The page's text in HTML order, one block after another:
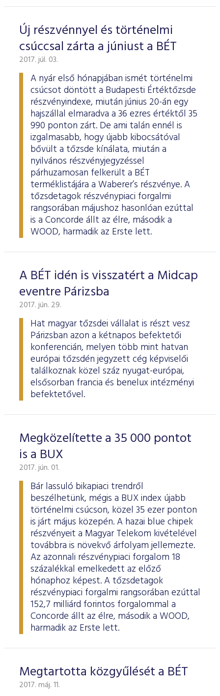
Új részvénnyel és történelmi
csúccsal zárta a júniust a BÉT
2017. júl. 03.
A nyár első hónapjában ismét történelmi
csúcsot döntött a Budapesti Értéktőzsde
részvényindexe, miután június 20-án egy
hajszállal elmaradva a 36 ezres értéktől 35
990 ponton zárt. De ami talán ennél is
izgalmasabb, hogy újabb kibocsátóval
bővült a tőzsde kínálata, miután a
nyilvános részvényjegyzéssel
párhuzamosan felkerült a BÉT
terméklistájára a Waberer’s részvénye. A
tőzsdetagok részvénypiaci forgalmi
rangsorában májushoz hasonlóan ezúttal
is a Concorde állt az élre, második a
WOOD, harmadik az Erste lett.
A BÉT idén is visszatért a Midcap
eventre Párizsba
2017. jún. 29.
Hat magyar tőzsdei vállalat is részt vesz
Párizsban azon a kétnapos befektetői
konferencián, melyen több mint hatvan
európai tőzsdén jegyzett cég képviselői
találkoznak közel száz nyugat-európai,
elsősorban francia és benelux intézményi
befektetővel.
Megközelítette a 35 000 pontot
is a BUX
2017. jún. 01.
Bár lassuló bikapiaci trendről
beszélhetünk, mégis a BUX index újabb
történelmi csúcson, közel 35 ezer ponton
is járt május közepén. A hazai blue chipek
részvényeit a Magyar Telekom kivételével
továbbra is növekvő árfolyam jellemezte.
Az azonnali részvénypiaci forgalom 18
százalékkal emelkedett az előző
hónaphoz képest. A tőzsdetagok
részvénypiaci forgalmi rangsorában ezúttal
152,7 milliárd forintos forgalommal a
Concorde állt az élre, második a WOOD,
harmadik az Erste lett.
Megtartotta közgyűlését a BÉT
2017. máj. 11.